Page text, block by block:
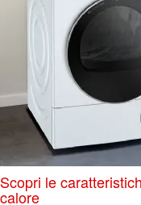
Scopri le
calore